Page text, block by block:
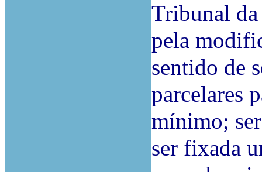
Tribunal
pela
sentido de
parcelares
mínimo;
ser fixada